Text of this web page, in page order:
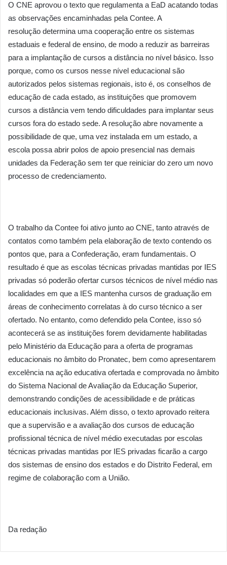
O CNE aprovou o texto que regulamenta a EaD acatando todas
as observações encaminhadas pela Contee. A
resolução determina uma cooperação entre os sistemas
estaduais e federal de ensino, de modo a reduzir as barreiras
para a implantação de cursos a distância no nível básico. Isso
porque, como os cursos nesse nível educacional são
autorizados pelos sistemas regionais, isto é, os conselhos de
educação de cada estado, as instituições que promovem
cursos a distância vem tendo dificuldades para implantar seus
cursos fora do estado sede. A resolução abre novamente a
possibilidade de que, uma vez instalada em um estado, a
escola possa abrir polos de apoio presencial nas demais
unidades da Federação sem ter que reiniciar do zero um novo
processo de credenciamento.
O trabalho da Contee foi ativo junto ao CNE, tanto através de
contatos como também pela elaboração de texto contendo os
pontos que, para a Confederação, eram fundamentais. O
resultado é que as escolas técnicas privadas mantidas por IES
privadas só poderão ofertar cursos técnicos de nível médio nas
localidades em que a IES mantenha cursos de graduação em
áreas de conhecimento correlatas à do curso técnico a ser
ofertado. No entanto, como defendido pela Contee, isso só
acontecerá se as instituições forem devidamente habilitadas
pelo Ministério da Educação para a oferta de programas
educacionais no âmbito do Pronatec, bem como apresentarem
excelência na ação educativa ofertada e comprovada no âmbito
do Sistema Nacional de Avaliação da Educação Superior,
demonstrando condições de acessibilidade e de práticas
educacionais inclusivas. Além disso, o texto aprovado reitera
que a supervisão e a avaliação dos cursos de educação
profissional técnica de nível médio executadas por escolas
técnicas privadas mantidas por IES privadas ficarão a cargo
dos sistemas de ensino dos estados e do Distrito Federal, em
regime de colaboração com a União.
Da redação